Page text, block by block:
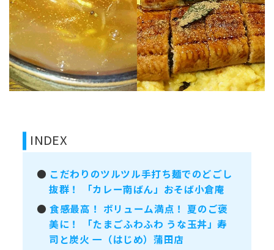
INDEX
● こだわりのツルツル手打ち麺でのどごし
抜群！ 「カレー南ばん」おそば小倉庵
●食感最高！ ボリューム満点！ 夏のご褒
美に！ 「たまごふわふわ うな玉丼」寿
司と炭火 一（はじめ）蒲田店